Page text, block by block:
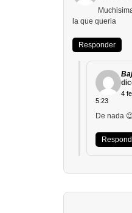
la que queria
Responder
4
5:23
De nada